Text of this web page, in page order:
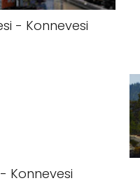
- Konnevesi
Konnevesi